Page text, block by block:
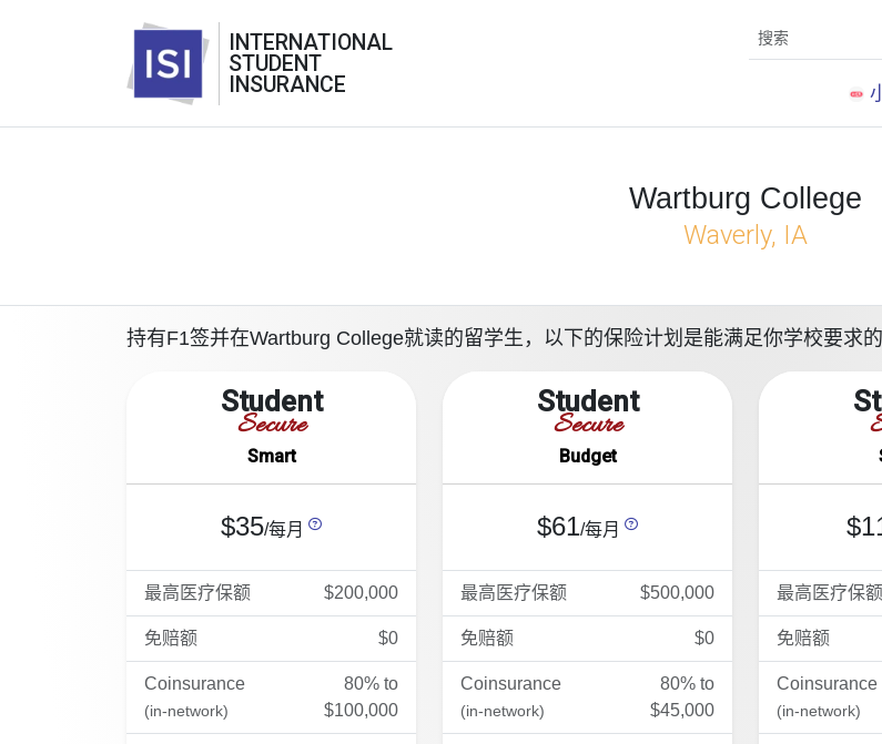
INTERNATIONAL
STUDENT
INSURANCE
Wartburg College
Waverly, IA
持有F1签并在Wartburg College就读的留学生，以下的保险计划是能满足你学校要求的
Student
Secure
Smart
$35/每月
最高医疗保额 $200,000
免赔额 $0
Coinsurance
(in-network)
80% to
$100,000
Student
Secure
Budget
$61/每月
最高医疗保额 $500,000
免赔额 $0
Coinsurance
(in-network)
80% to
$45,000
最高医疗保额
免赔额
Coinsurance
(in-network)